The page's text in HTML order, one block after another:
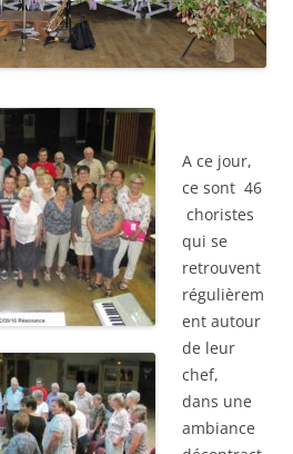
A ce jour,
ce sont 46
choristes
qui se
retrouvent
régulièrem
ent autour
de leur
chef,
dans une
ambiance